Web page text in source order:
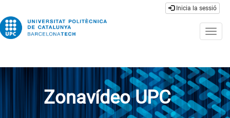
Inicia la sessió
Zonavídeo UPC